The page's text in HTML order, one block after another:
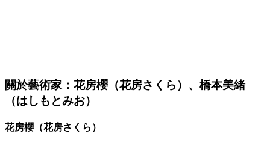
關於藝術家：花房櫻（花房さくら）、橋本美緒
（はしもとみお）
花房櫻（花房さくら）